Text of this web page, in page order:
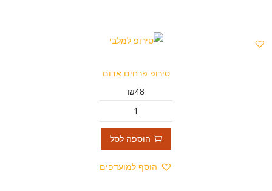
סירופ פרחים אדום
₪48
הוספה לסל
הוסף למועדפים